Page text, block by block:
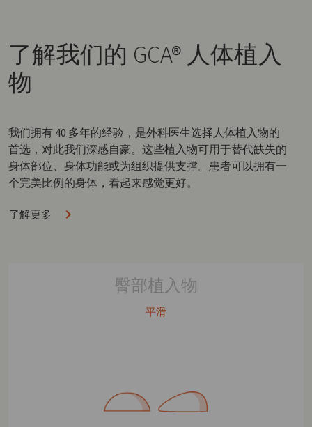
了解我们的 GCA® 人体植入
物
我们拥有 40 多年的经验，是外科医生选择人体植入物的
首选，对此我们深感自豪。这些植入物可用于替代缺失的
身体部位、身体功能或为组织提供支撑。患者可以拥有一
个完美比例的身体，看起来感觉更好。
了解更多
臀部植入物
平滑